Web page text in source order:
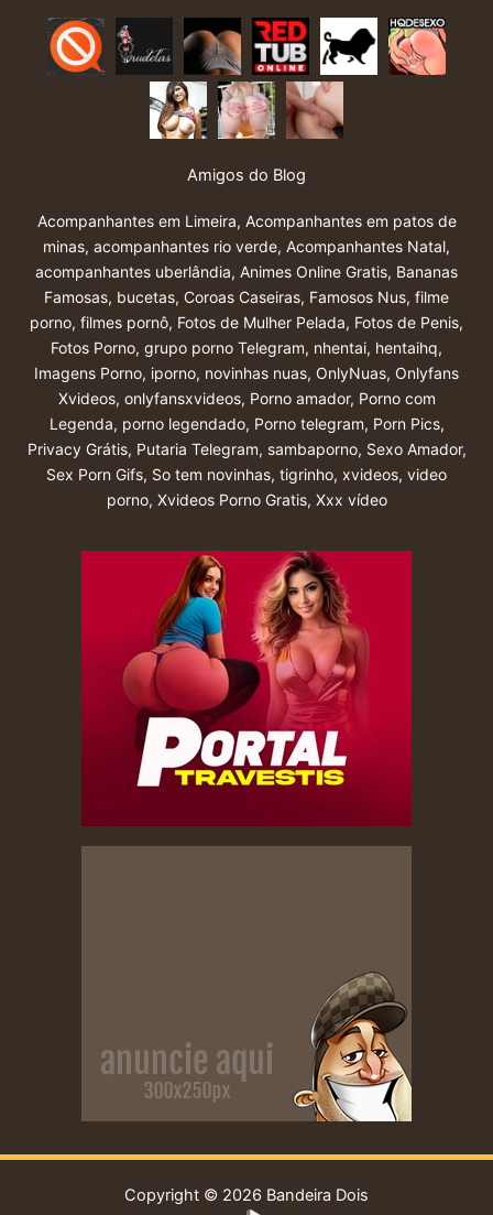
Amigos do Blog
Acompanhantes em Limeira, Acompanhantes em patos de
minas, acompanhantes rio verde, Acompanhantes Natal,
acompanhantes uberlândia, Animes Online Gratis, Bananas
Famosas, bucetas, Coroas Caseiras, Famosos Nus, filme
porno, filmes pornô, Fotos de Mulher Pelada, Fotos de Penis,
Fotos Porno, grupo porno Telegram, nhentai, hentaihq,
Imagens Porno, iporno, novinhas nuas, OnlyNuas, Onlyfans
Xvideos, onlyfansxvideos, Porno amador, Porno com
Legenda, porno legendado, Porno telegram, Porn Pics,
Privacy Grátis, Putaria Telegram, sambaporno, Sexo Amador,
Sex Porn Gifs, So tem novinhas, tigrinho, xvideos, video
porno, Xvideos Porno Gratis, Xxx vídeo
Copyright © 2026 Bandeira Dois